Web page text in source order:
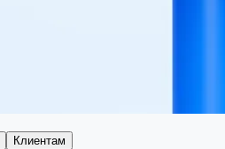
Клиентам